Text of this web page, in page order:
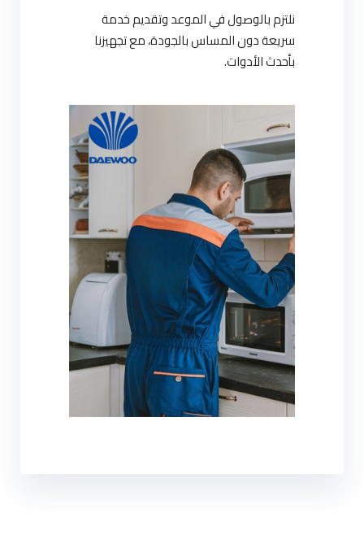
نلتزم بالوصول في الموعد وتقديم خدمة
سريعة دون المساس بالجودة، مع تجهيزنا
بأحدث الأدوات.